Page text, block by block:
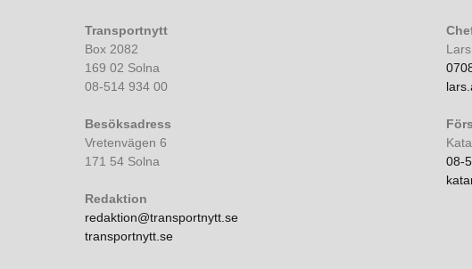
Transportnytt
Box 2082
169 02 Solna
08-514 934 00
Besöksadress
Vretenvägen 6
171 54 Solna
Redaktion
redaktion@transportnytt.se
transportnytt.se
08-